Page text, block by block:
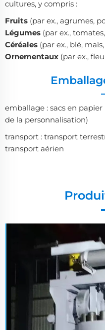
cultures, y compris :
Fruits (par ex., agrumes,
Légumes (par ex.,
Céréales (par ex., blé,
Ornementaux (par ex.,
emballage : sacs en
de la personnalisation)
transport : transport
transport aérien